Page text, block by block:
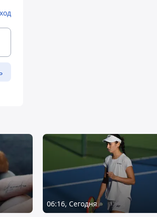
06:16, Сегодня